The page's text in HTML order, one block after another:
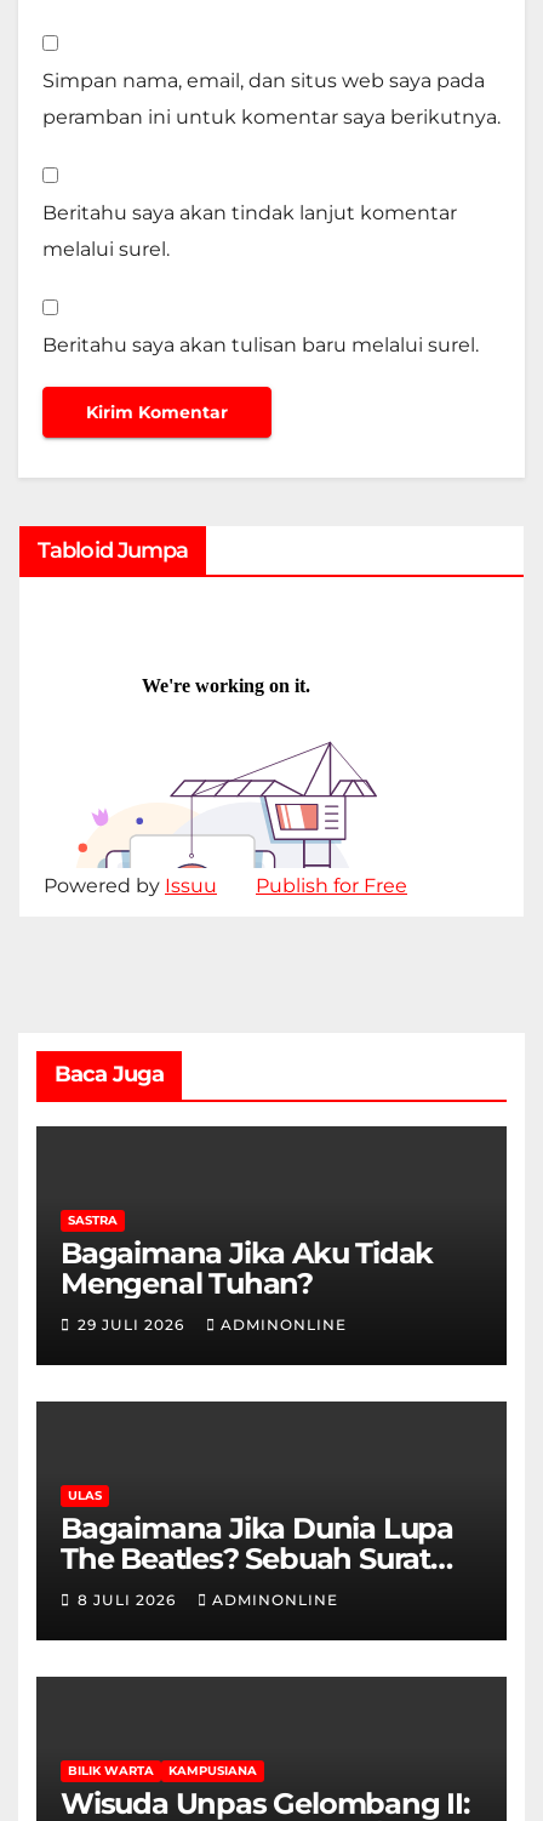
Simpan nama, email, dan situs web saya pada
peramban ini untuk komentar saya berikutnya.
Beritahu saya akan tindak lanjut komentar
melalui surel.
Beritahu saya akan tulisan baru melalui surel.
Tabloid Jumpa
Powered by Issuu Publish for Free
Baca Juga
SASTRA
Bagaimana Jika Aku Tidak
Mengenal Tuhan?
29 JULI 2026 ADMINONLINE
ULAS
Bagaimana Jika Dunia Lupa
The Beatles? Sebuah Surat
Cinta dan Kritik
8 JULI 2026 ADMINONLINE
BILIK WARTA KAMPUSIANA
Wisuda Unpas Gelombang II: